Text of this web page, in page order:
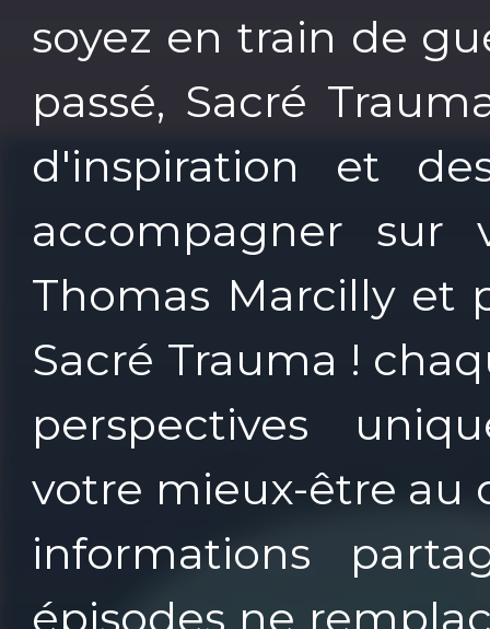
soyez en train de
passé, Sacré
d'inspiration et
accompagner sur
Thomas Marcilly et
Sacré Trauma !
perspectives
votre mieux-être au
informations
épisodes ne